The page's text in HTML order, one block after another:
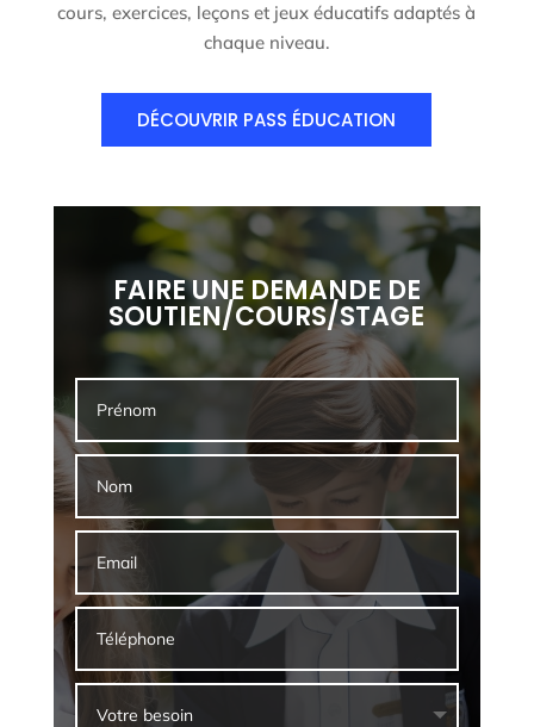
cours, exercices, leçons et jeux éducatifs adaptés à
chaque niveau.
DÉCOUVRIR PASS ÉDUCATION
FAIRE UNE DEMANDE DE
SOUTIEN/COURS/STAGE